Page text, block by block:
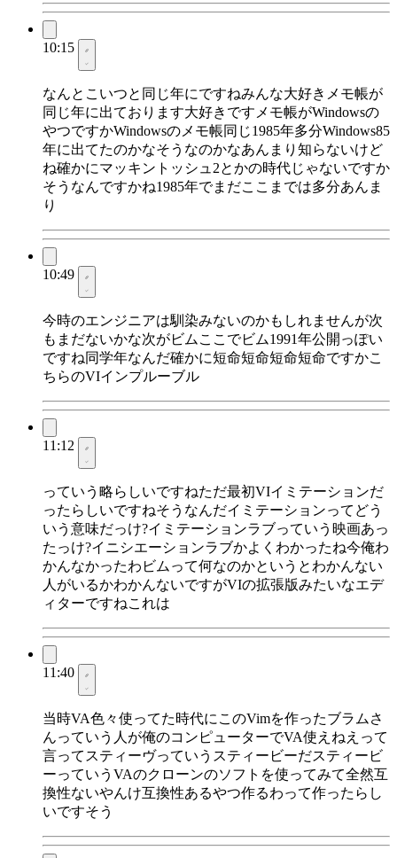
10:15
なんとこいつと同じ年にですねみんな大好きメモ帳が
同じ年に出ております大好きですメモ帳がWindowsの
やつですかWindowsのメモ帳同じ1985年多分Windows85
年に出てたのかなそうなのかなあんまり知らないけど
ね確かにマッキントッシュ2とかの時代じゃないですか
そうなんですかね1985年でまだここまでは多分あんま
り
10:49
今時のエンジニアは馴染みないのかもしれませんが次
もまだないかな次がビムここでビム1991年公開っぽい
ですね同学年なんだ確かに短命短命短命短命ですかこ
ちらのVIインプルーブル
11:12
っていう略らしいですねただ最初VIイミテーションだ
ったらしいですねそうなんだイミテーションってどう
いう意味だっけ?イミテーションラブっていう映画あっ
たっけ?イニシエーションラブかよくわかったね今俺わ
かんなかったわビムって何なのかというとわかんない
人がいるかわかんないですがVIの拡張版みたいなエデ
ィターですねこれは
11:40
当時VA色々使ってた時代にこのVimを作ったブラムさ
んっていう人が俺のコンピューターでVA使えねえって
言ってスティーヴっていうスティービーだスティービ
ーっていうVAのクローンのソフトを使ってみて全然互
換性ないやんけ互換性あるやつ作るわって作ったらし
いですそう